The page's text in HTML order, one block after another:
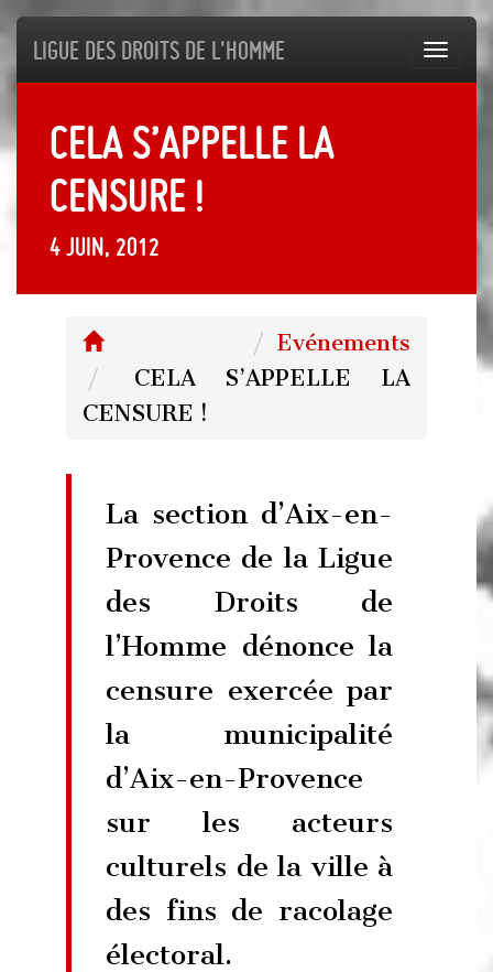
Ligue des droits de l'Homme
CELA S’APPELLE LA
CENSURE !
4 juin, 2012
Evénements
CELA S’APPELLE LA
CENSURE !
La section d’Aix-en-
Provence de la Ligue
des Droits de
l’Homme dénonce la
censure exercée par
la municipalité
d’Aix-en-Provence
sur les acteurs
culturels de la ville à
des fins de racolage
électoral.